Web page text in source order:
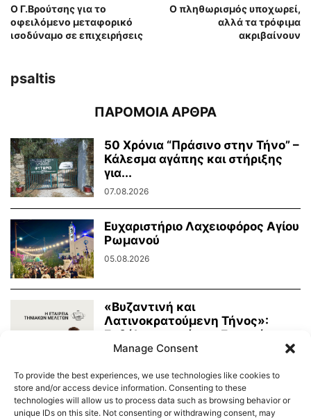
Ο Γ.Βρούτσης για το
οφειλόμενο μεταφορικό
ισοδύναμο σε επιχειρήσεις
Ο πληθωρισμός υποχωρεί,
αλλά τα τρόφιμα
ακριβαίνουν
psaltis
ΠΑΡΟΜΟΙΑ ΑΡΘΡΑ
50 Χρόνια “Πράσινο στην Τήνο” –
Κάλεσμα αγάπης και στήριξης
για...
07.08.2026
Ευχαριστήριο Λαχειοφόρος Αγίου
Ρωμανού
05.08.2026
«Βυζαντινή και
Λατινοκρατούμενη Τήνος»:
Εκδήλωση από την Εταιρεία
Τηνιακών Μελετών
Manage Consent
To provide the best experiences, we use technologies like cookies to
store and/or access device information. Consenting to these
technologies will allow us to process data such as browsing behavior or
unique IDs on this site. Not consenting or withdrawing consent, may